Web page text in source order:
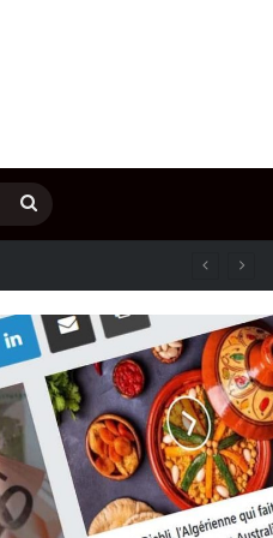
Rechercher